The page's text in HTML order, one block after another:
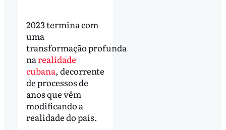
2023 termina com
uma
transformação profunda
narealidade
cubana, decorrente
de processos de
anos que vêm
modificando a
realidade do país.